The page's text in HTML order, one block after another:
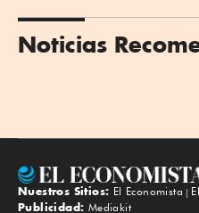
Noticias
Nuestros Sitios: El Economista
Publicidad: Mediakit